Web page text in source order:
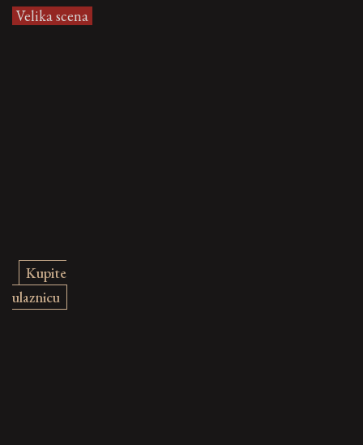
Velika scena
Kupite
ulaznicu